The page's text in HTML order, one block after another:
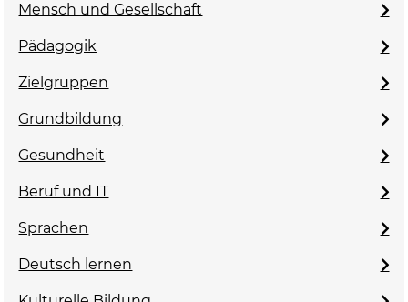
Mensch und Gesellschaft
Pädagogik
Zielgruppen
Grundbildung
Gesundheit
Beruf und IT
Sprachen
Deutsch lernen